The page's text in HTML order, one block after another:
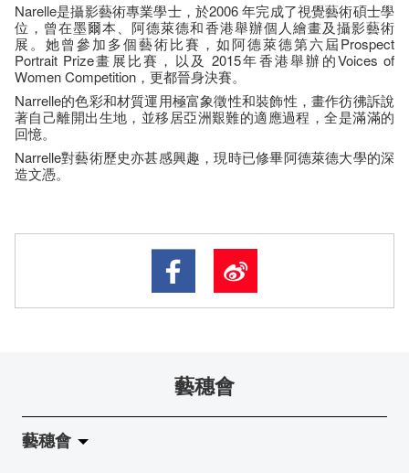
Narelle是攝影藝術專業學士，於2006 年完成了視覺藝術碩士學
位，曾在墨爾本、阿德萊德和香港舉辦個人繪畫及攝影藝術
展。她曾參加多個藝術比賽，如阿德萊德第六屆Prospect
Portrait Prize畫展比賽，以及 2015年香港舉辦的Voices of
Women Competition，更都晉身決賽。
Narrelle的色彩和材質運用極富象徵性和裝飾性，畫作彷彿訴說
著自己離開出生地，並移居亞洲艱難的適應過程，全是滿滿的
回憶。
Narrelle對藝術歷史亦甚感興趣，現時已修畢阿德萊德大學的深
造文憑。
藝穗會
藝穗會